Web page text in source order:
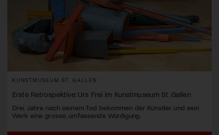
KUNSTMUSEUM ST. GALLEN
Erste Retrospektive: Urs Frei im Kunstmuseum St. Gallen
Drei Jahre nach seinem Tod bekommen der Künstler und sein
Werk eine grosse, umfassende Würdigung.